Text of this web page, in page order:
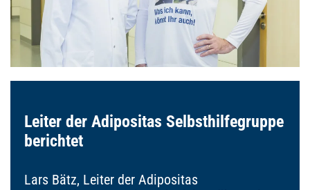
Leiter der Adipositas Selbsthilfegruppe
berichtet
Lars Bätz, Leiter der Adipositas